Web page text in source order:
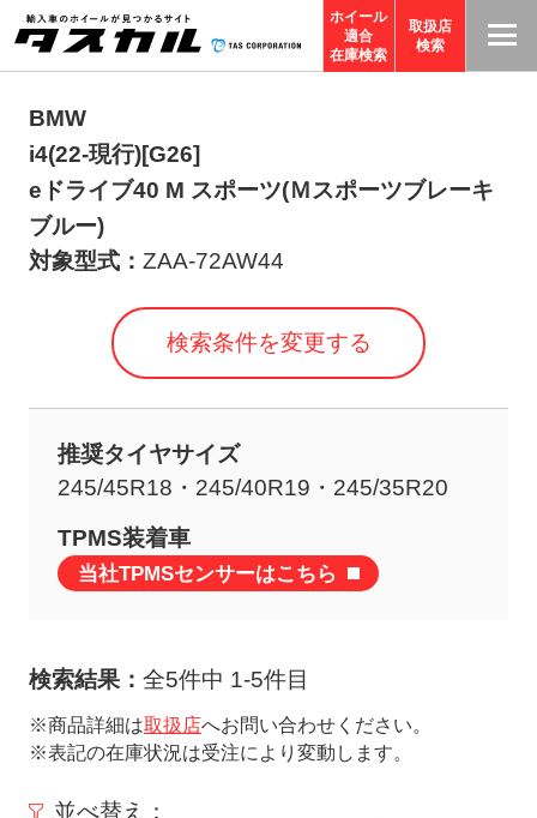
ホイール
適合
在庫検索
取扱店
検索
BMW
i4(22-現行)[G26]
eドライブ40 M スポーツ(Ｍスポーツブレーキ
ブルー)
対象型式： ZAA-72AW44
検索条件を変更する
推奨タイヤサイズ
245/45R18・245/40R19・245/35R20
TPMS装着車
当社TPMSセンサーはこちら
検索結果： 全5件中 1-5件目
※商品詳細は取扱店へお問い合わせください。
※表記の在庫状況は受注により変動します。
並べ替え：
T